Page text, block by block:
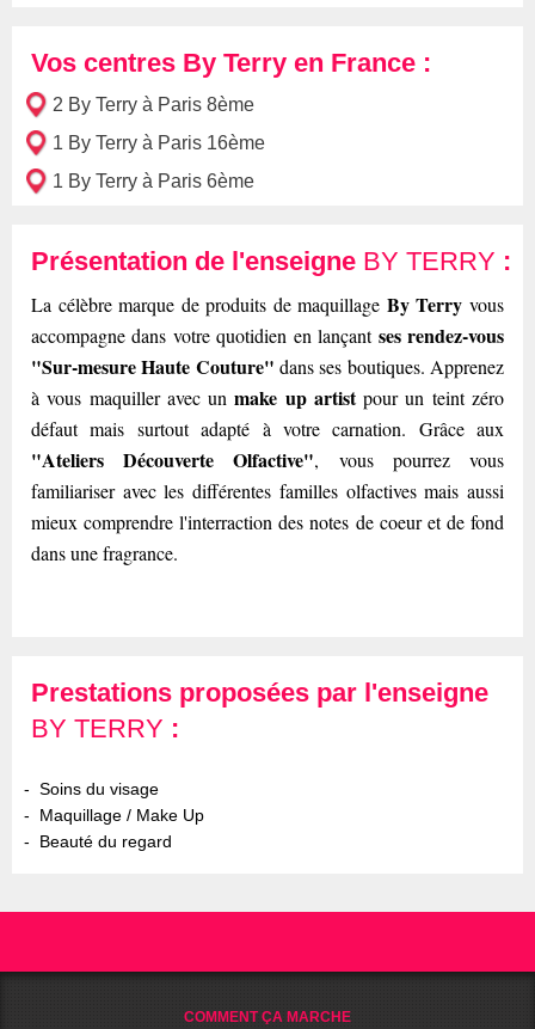
Vos centres By Terry en France :
2 By Terry à Paris 8ème
1 By Terry à Paris 16ème
1 By Terry à Paris 6ème
Présentation de l'enseigne BY TERRY :
La célèbre marque de produits de maquillage By Terry vous
accompagne dans votre quotidien en lançant ses rendez-vous
"Sur-mesure Haute Couture" dans ses boutiques. Apprenez
à vous maquiller avec unmake up artistpour un teint zéro
défaut mais surtout adapté à votre carnation. Grâce aux
"Ateliers Découverte Olfactive", vous pourrez vous
familiariser avec les différentes familles olfactives mais aussi
mieux comprendre l'interraction des notes de coeur et de fond
dans une fragrance.
Prestations proposées par l'enseigne
BY TERRY :
Soins du visage
Maquillage / Make Up
Beauté du regard
COMMENT ÇA MARCHE